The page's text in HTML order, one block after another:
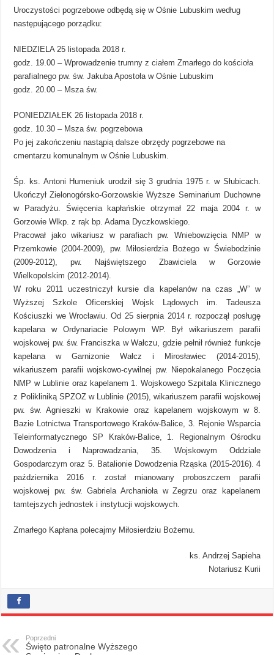
Uroczystości pogrzebowe odbędą się w Ośnie Lubuskim według
następującego porządku:
NIEDZIELA 25 listopada 2018 r.
godz. 19.00 – Wprowadzenie trumny z ciałem Zmarłego do kościoła
parafialnego pw. św. Jakuba Apostoła w Ośnie Lubuskim
godz. 20.00 – Msza św.
PONIEDZIAŁEK 26 listopada 2018 r.
godz. 10.30 – Msza św. pogrzebowa
Po jej zakończeniu nastąpią dalsze obrzędy pogrzebowe na
cmentarzu komunalnym w Ośnie Lubuskim.
Śp. ks. Antoni Humeniuk urodził się 3 grudnia 1975 r. w Słubicach.
Ukończył Zielonogórsko-Gorzowskie Wyższe Seminarium Duchowne
w Paradyżu. Święcenia kapłańskie otrzymał 22 maja 2004 r. w
Gorzowie Wlkp. z rąk bp. Adama Dyczkowskiego.
Pracował jako wikariusz w parafiach pw. Wniebowzięcia NMP w
Przemkowie (2004-2009), pw. Miłosierdzia Bożego w Świebodzinie
(2009-2012), pw. Najświętszego Zbawiciela w Gorzowie
Wielkopolskim (2012-2014).
W roku 2011 uczestniczył kursie dla kapelanów na czas „W” w
Wyższej Szkole Oficerskiej Wojsk Lądowych im. Tadeusza
Kościuszki we Wrocławiu. Od 25 sierpnia 2014 r. rozpoczął posługę
kapelana w Ordynariacie Polowym WP. Był wikariuszem parafii
wojskowej pw. św. Franciszka w Wałczu, gdzie pełnił również funkcje
kapelana w Garnizonie Wałcz i Mirosławiec (2014-2015),
wikariuszem parafii wojskowo-cywilnej pw. Niepokalanego Poczęcia
NMP w Lublinie oraz kapelanem 1. Wojskowego Szpitala Klinicznego
z Polikliniką SPZOZ w Lublinie (2015), wikariuszem parafii wojskowej
pw. św. Agnieszki w Krakowie oraz kapelanem wojskowym w 8.
Bazie Lotnictwa Transportowego Kraków-Balice, 3. Rejonie Wsparcia
Teleinformatycznego SP Kraków-Balice, 1. Regionalnym Ośrodku
Dowodzenia i Naprowadzania, 35. Wojskowym Oddziale
Gospodarczym oraz 5. Batalionie Dowodzenia Rząska (2015-2016). 4
października 2016 r. został mianowany proboszczem parafii
wojskowej pw. św. Gabriela Archanioła w Zegrzu oraz kapelanem
tamtejszych jednostek i instytucji wojskowych.
Zmarłego Kapłana polecajmy Miłosierdziu Bożemu.
ks. Andrzej Sapieha
Notariusz Kurii
Poprzedni
Święto patronalne Wyższego